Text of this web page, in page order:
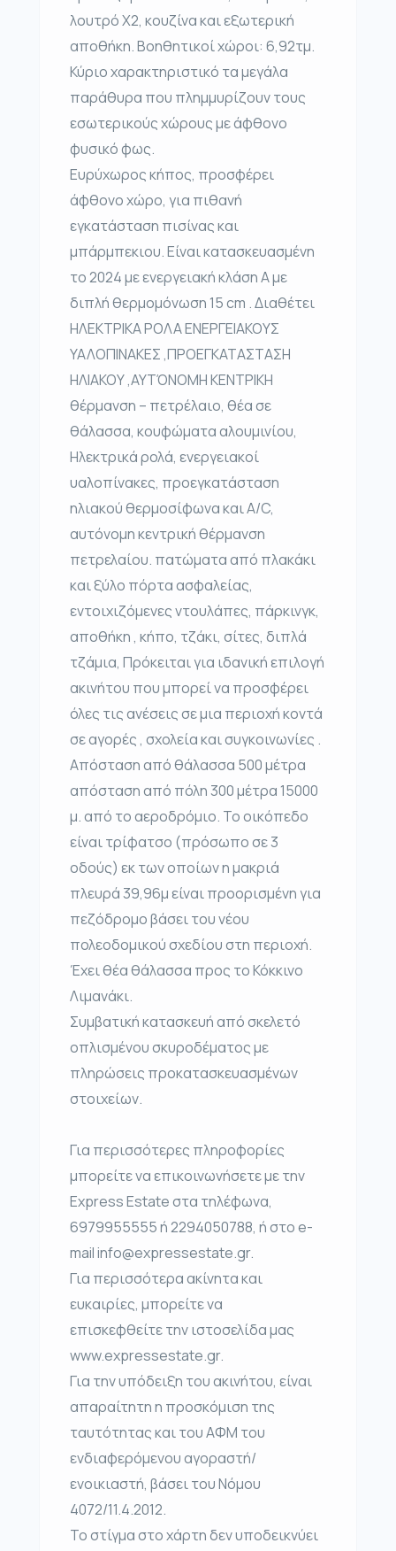
λουτρό Χ2, κουζίνα και εξωτερική
αποθήκη. Βοηθητικοί χώροι: 6,92τμ.
Κύριο χαρακτηριστικό τα μεγάλα
παράθυρα που πλημμυρίζουν τους
εσωτερικούς χώρους με άφθονο
φυσικό φως.
Ευρύχωρος κήπος, προσφέρει
άφθονο χώρο, για πιθανή
εγκατάσταση πισίνας και
μπάρμπεκιου. Είναι κατασκευασμένη
το 2024 με ενεργειακή κλάση Α με
διπλή θερμομόνωση 15 cm . Διαθέτει
ΗΛΕΚΤΡΙΚΑ ΡΟΛΑ ΕΝΕΡΓΕΙΑΚΟΥΣ
ΥΑΛΟΠΙΝΑΚΕΣ ,ΠΡΟΕΓΚΑΤΑΣΤΑΣΗ
ΗΛΙΑΚΟΥ ,ΑΥΤΌΝΟΜΗ ΚΕΝΤΡΙΚΗ
θέρμανση – πετρέλαιο, θέα σε
θάλασσα, κουφώματα αλουμινίου,
Ηλεκτρικά ρολά, ενεργειακοί
υαλοπίνακες, προεγκατάσταση
ηλιακού θερμοσίφωνα και A/C,
αυτόνομη κεντρική θέρμανση
πετρελαίου. πατώματα από πλακάκι
και ξύλο πόρτα ασφαλείας,
εντοιχιζόμενες ντουλάπες, πάρκινγκ,
αποθήκη , κήπο, τζάκι, σίτες, διπλά
τζάμια, Πρόκειται για ιδανική επιλογή
ακινήτου που μπορεί να προσφέρει
όλες τις ανέσεις σε μια περιοχή κοντά
σε αγορές , σχολεία και συγκοινωνίες .
Απόσταση από θάλασσα 500 μέτρα
απόσταση από πόλη 300 μέτρα 15000
μ. από το αεροδρόμιο. Το οικόπεδο
είναι τρίφατσο (πρόσωπο σε 3
οδούς) εκ των οποίων η μακριά
πλευρά 39,96μ είναι προορισμένη για
πεζόδρομο βάσει του νέου
πολεοδομικού σχεδίου στη περιοχή.
Έχει θέα θάλασσα προς το Κόκκινο
Λιμανάκι.
Συμβατική κατασκευή από σκελετό
οπλισμένου σκυροδέματος με
πληρώσεις προκατασκευασμένων
στοιχείων.
Για περισσότερες πληροφορίες
μπορείτε να επικοινωνήσετε με την
Express Estate στα τηλέφωνα,
6979955555 ή 2294050788, ή στο e-
mail info@expressestate.gr.
Για περισσότερα ακίνητα και
ευκαιρίες, μπορείτε να
επισκεφθείτε την ιστοσελίδα μας
www.expressestate.gr.
Για την υπόδειξη του ακινήτου, είναι
απαραίτητη η προσκόμιση της
ταυτότητας και του ΑΦΜ του
ενδιαφερόμενου αγοραστή/
ενοικιαστή, βάσει του Νόμου
4072/11.4.2012.
Το στίγμα στο χάρτη δεν υποδεικνύει